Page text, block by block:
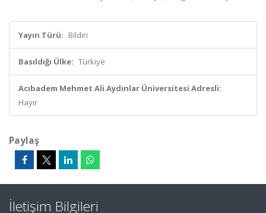
Yayın Türü: Bildiri
Basıldığı Ülke: Türkiye
Acıbadem Mehmet Ali Aydınlar Üniversitesi Adresli:
Hayır
Paylaş
İletişim Bilgileri